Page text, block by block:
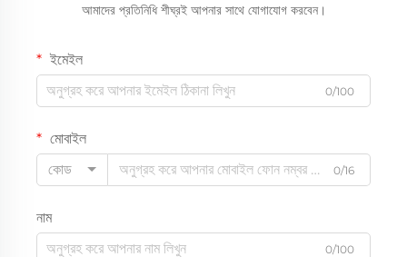
আমাদের প্রতিনিধি শীঘ্রই আপনার সাথে যোগাযোগ করবেন।
ইমেইল
0/100
মোবাইল
কোড
0/16
নাম
0/100